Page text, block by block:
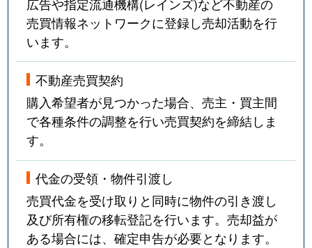
売買情報ネットワークに登録し売却活動を行
います。
不動産売買契約
購入希望者が見つかった場合、売主・買主間
で各種条件の調整を行い売買契約を締結しま
す。
代金の受領・物件引渡し
売買代金を受け取りと同時に物件の引き渡し
及び所有権の移転登記を行います。売却益が
ある場合には、確定申告が必要となります。